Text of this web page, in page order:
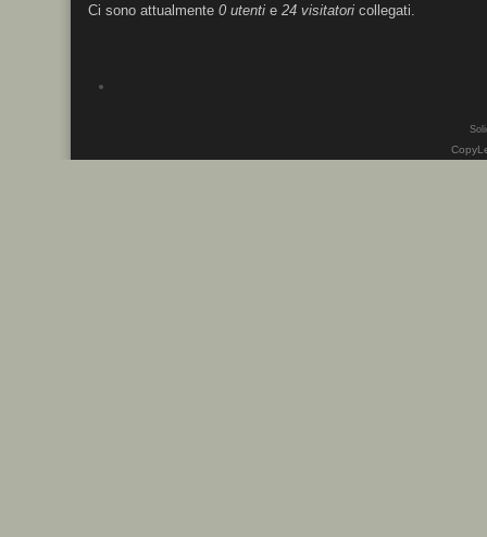
Ci sono attualmente 0 utenti e 24 visitatori collegati.